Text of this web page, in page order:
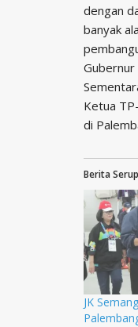
dengan
banyak
Ketua
di
Berita
JK